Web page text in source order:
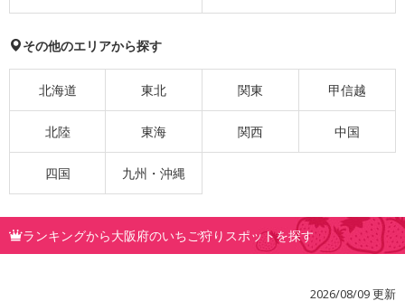
その他のエリアから探す
北海道 東北 関東 甲信越
北陸 東海 関西 中国
四国 九州・沖縄
ランキングから大阪府のいちご狩りスポットを探す
2026/08/09 更新